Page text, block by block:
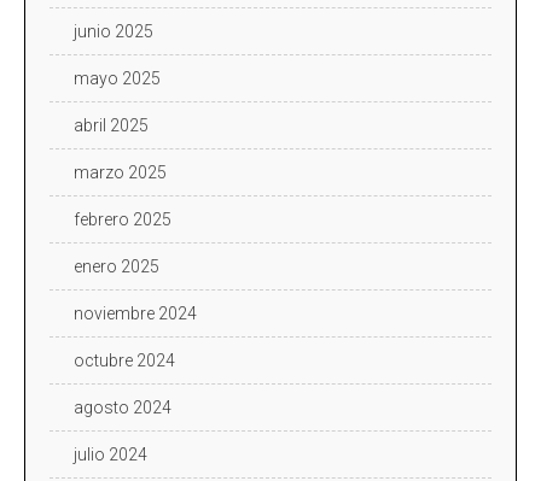
junio 2025
mayo 2025
abril 2025
marzo 2025
febrero 2025
enero 2025
noviembre 2024
octubre 2024
agosto 2024
julio 2024